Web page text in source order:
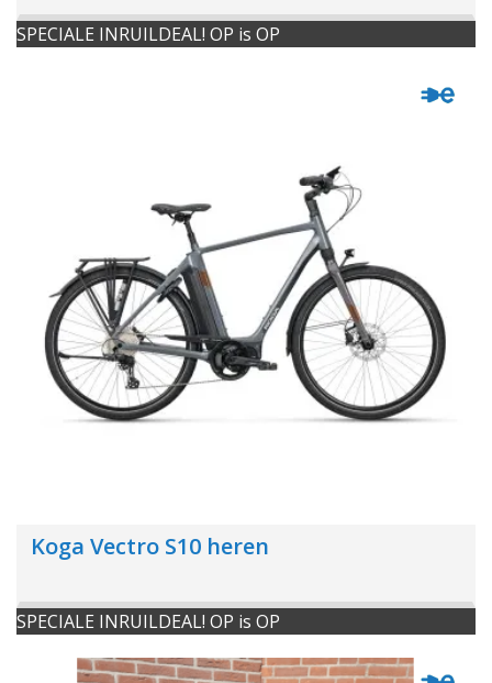
SPECIALE INRUILDEAL! OP is OP
Koga Vectro S10 heren
SPECIALE INRUILDEAL! OP is OP